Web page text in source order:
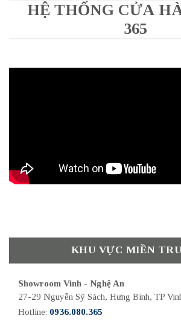
HỆ THỐNG CỬA
365
KHU VỰC MIỀN
Showroom Vinh - Nghệ An
27-29 Nguyễn Sỹ Sách, Hưng Bình, TP
Hotline: 0936.080.365